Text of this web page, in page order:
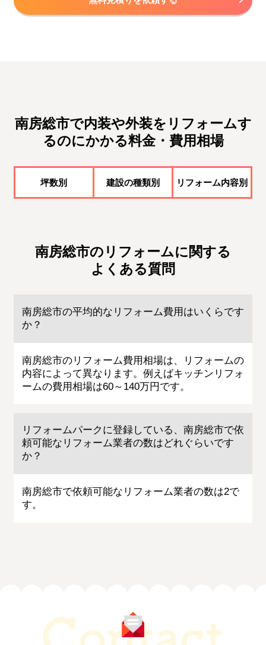
南房総市で内装や外装をリフォームす
るのにかかる料金・費用相場
坪数別 建設の種類別 リフォーム内容別
南房総市のリフォームに関する
よくある質問
南房総市の平均的なリフォーム費用はいくらです
か？
南房総市のリフォーム費用相場は、リフォームの
内容によって異なります。例えばキッチンリフォ
ームの費用相場は60～140万円です。
リフォームパークに登録している、南房総市で依
頼可能なリフォーム業者の数はどれぐらいです
か？
南房総市で依頼可能なリフォーム業者の数は2で
す。